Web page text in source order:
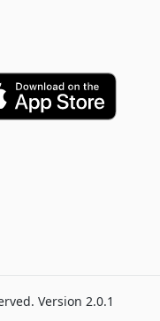
Version 2.0.1